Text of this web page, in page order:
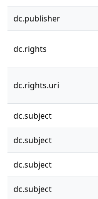
dc.publisher
dc.rights
dc.rights.uri
dc.subject
dc.subject
dc.subject
dc.subject